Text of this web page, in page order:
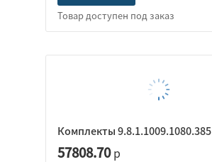
Комплекты 9.8.1.1009.1080.385
57808.70р